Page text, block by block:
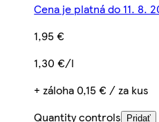
Cena je platná do 11. 8.
1,95 €
1,30 €/l
+ záloha 0,15 € / za kus
Quantity controls
Pridať